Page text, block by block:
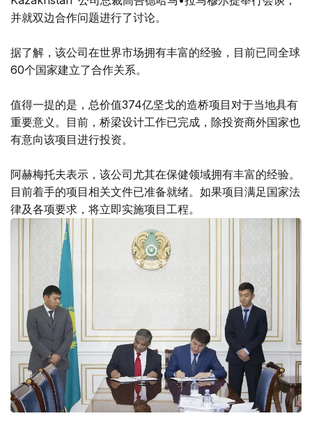
并就双边合作问题进行了讨论。
据了解，该公司在世界市场拥有丰富的经验，目前已同全球
60个国家建立了合作关系。
值得一提的是，总价值374亿坚戈的造桥项目对于当地具有
重要意义。目前，桥梁设计工作已完成，除投资商外国家也
有意向该项目进行投资。
阿赫梅托夫表示，该公司尤其在保健领域拥有丰富的经验。
目前着手的项目相关文件已准备就绪。如果项目满足国家法
律及各项要求，将立即实施项目工程。